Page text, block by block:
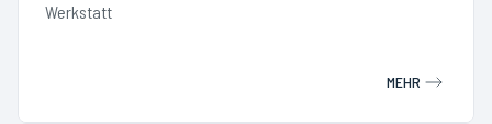
Werkstatt
MEHR